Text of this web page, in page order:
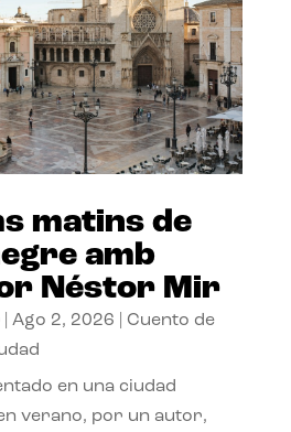
matins de
amb
Néstor Mir
| Ago 2, 2026
Cuento de
en una ciudad
verano, por un autor,